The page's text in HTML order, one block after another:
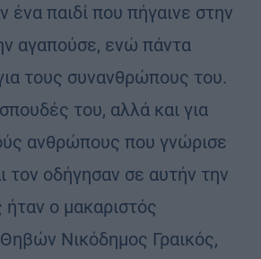
ένα παιδί που πήγαινε στην
αγαπούσε, ενώ πάντα
τους συνανθρώπους του.
του, αλλά και για
ανθρώπους που γνώρισε
τον οδήγησαν σε αυτήν την
ο μακαριστός
Νικόδημος Γραικός,